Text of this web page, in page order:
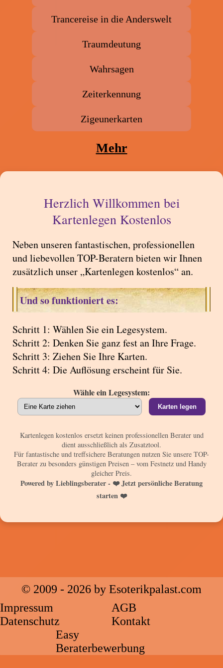
Trancereise in die Anderswelt
Traumdeutung
Wahrsagen
Zeiterkennung
Zigeunerkarten
Mehr
Herzlich Willkommen bei
Kartenlegen Kostenlos
Neben unseren fantastischen, professionellen
und liebevollen TOP-Beratern bieten wir Ihnen
zusätzlich unser „Kartenlegen kostenlos“ an.
Und so funktioniert es:
Schritt 1: Wählen Sie ein Legesystem.
Schritt 2: Denken Sie ganz fest an Ihre Frage.
Schritt 3: Ziehen Sie Ihre Karten.
Schritt 4: Die Auflösung erscheint für Sie.
Wähle ein Legesystem:
Karten legen
Kartenlegen kostenlos ersetzt keinen professionellen Berater und
dient ausschließlich als Zusatztool.
Für fantastische und treffsichere Beratungen nutzen Sie unsere TOP-
Berater zu besonders günstigen Preisen – vom Festnetz und Handy
gleicher Preis.
Powered by Lieblingsberater - ❤️ Jetzt persönliche Beratung
starten ❤️
© 2009 - 2026 by Esoterikpalast.com
Impressum
AGB
Datenschutz
Kontakt
Easy
Beraterbewerbung